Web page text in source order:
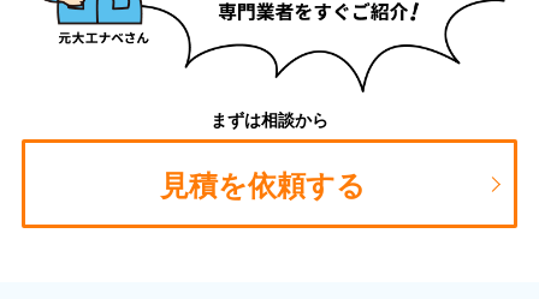
まずは相談から
見積を依頼する